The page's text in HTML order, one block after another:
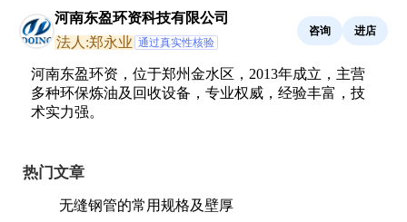
河南东盈环资科技有限公司
法人:郑永业 通过真实性核验
咨询 进店
河南东盈环资，位于郑州金水区，2013年成立，主营
多种环保炼油及回收设备，专业权威，经验丰富，技
术实力强。
热门文章
无缝钢管的常用规格及壁厚